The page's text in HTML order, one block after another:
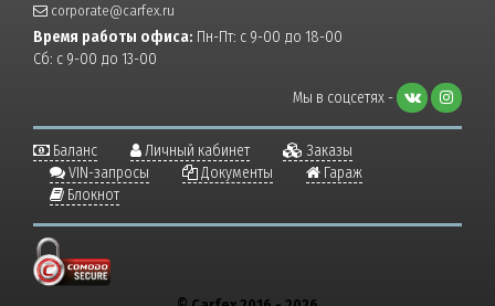
corporate@carfex.ru
Время работы офиса: Пн-Пт: с 9-00 до 18-00
Сб: с 9-00 до 13-00
Мы в соцсетях -
Баланс Личный кабинет
Заказы
VIN-запросы
Документы
Гараж
Блокнот